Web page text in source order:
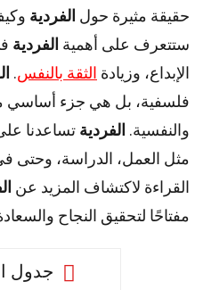
حقيقة مثيرة حول الفردية
ستتعرف على أهمية الفردية
الإبداع، وزيادة الثقة بالنفس.
فلسفية، بل هي جزء أساسي من
والنفسية. الفردية تساعدنا
مثل العمل، الدراسة، وحتى
القراءة لاكتشاف المزيد عن
مفتاحًا لتحقيق النجاح
جدول